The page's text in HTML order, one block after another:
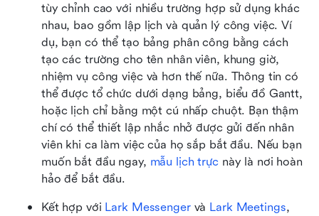
tùy chỉnh cao với nhiều trường hợp sử dụng khác
nhau, bao gồm lập lịch và quản lý công việc. Ví
dụ, bạn có thể tạo bảng phân công bằng cách
tạo các trường cho tên nhân viên, khung giờ,
nhiệm vụ công việc và hơn thế nữa. Thông tin có
thể được tổ chức dưới dạng bảng, biểu đồ Gantt,
hoặc lịch chỉ bằng một cú nhấp chuột. Bạn thậm
chí có thể thiết lập nhắc nhở được gửi đến nhân
viên khi ca làm việc của họ sắp bắt đầu. Nếu bạn
muốn bắt đầu ngay, mẫu lịch trực này là nơi hoàn
hảo để bắt đầu.
Kết hợp với Lark Messenger và Lark Meetings,